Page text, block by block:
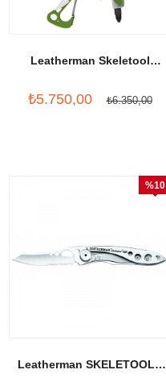
Leatherman Skeletool
₺5.750,00 ₺6.350,00
Leatherman SKELETOOL®
%10